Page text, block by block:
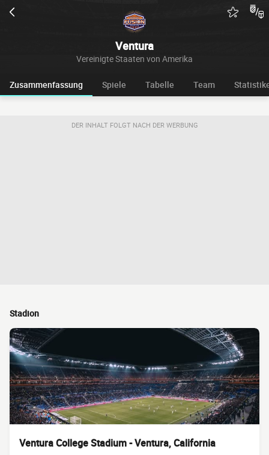
Ventura
Vereinigte Staaten von Amerika
Zusammenfassung Spiele Tabelle Team
DER INHALT FOLGT NACH DER WERBUNG
Stadion
Ventura College Stadium - Ventura, California